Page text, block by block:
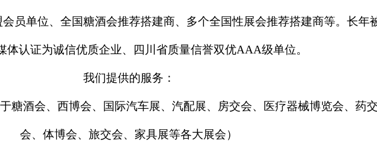
员单位、全国糖酒会推荐搭建商、多个全国性展会推荐搭建商等。长年
体认证为诚信优质企业、四川省质量信誉双优AAA级单位。
我们提供的服务：
糖酒会、西博会、国际汽车展、汽配展、房交会、医疗器械博览会、药交
会、体博会、旅交会、家具展等各大展会）